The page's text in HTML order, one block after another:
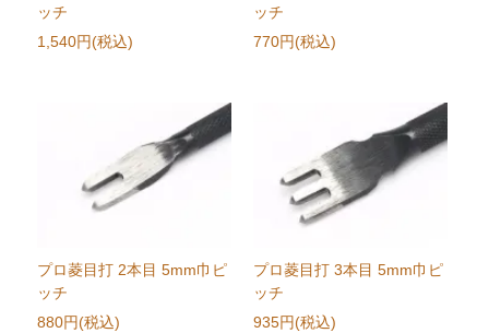
ッチ
1,540円(税込)
ッチ
770円(税込)
プロ菱目打 2本目 5mm巾ピ
ッチ
880円(税込)
プロ菱目打 3本目 5mm巾ピ
ッチ
935円(税込)